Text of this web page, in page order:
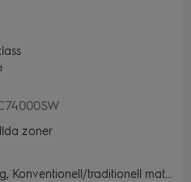
zoner
Torkning, Snabbgrill, Bakning med fukt, Pizza/Paj, Varmluft, Snabbgrill